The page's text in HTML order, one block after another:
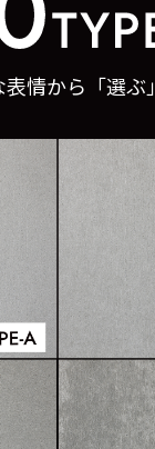
情から「選ぶ」